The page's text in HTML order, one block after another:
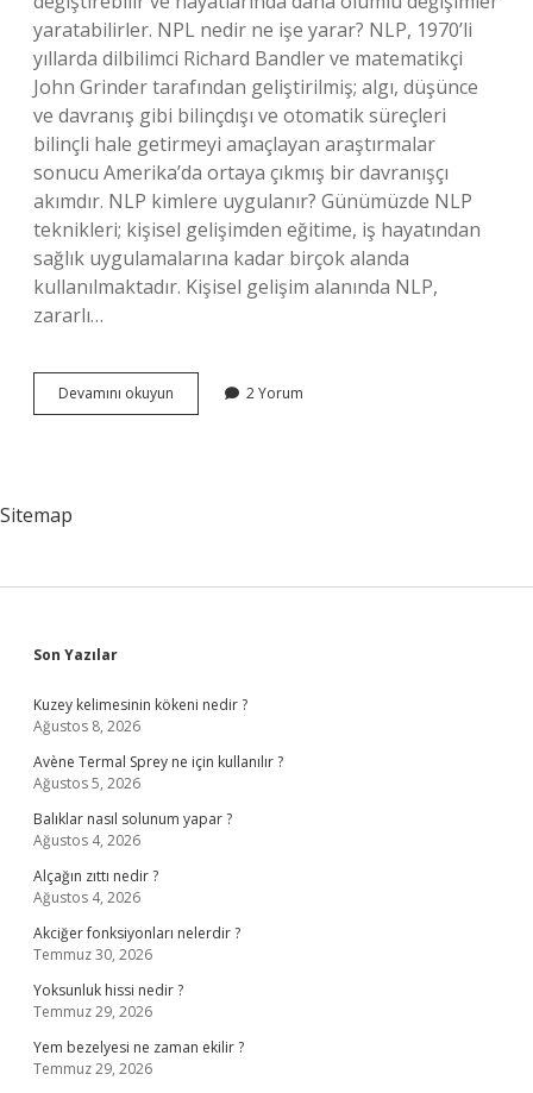
yaratabilirler. NPL nedir ne işe yarar? NLP, 1970’li
yıllarda dilbilimci Richard Bandler ve matematikçi
John Grinder tarafından geliştirilmiş; algı, düşünce
ve davranış gibi bilinçdışı ve otomatik süreçleri
bilinçli hale getirmeyi amaçlayan araştırmalar
sonucu Amerika’da ortaya çıkmış bir davranışçı
akımdır. NLP kimlere uygulanır? Günümüzde NLP
teknikleri; kişisel gelişimden eğitime, iş hayatından
sağlık uygulamalarına kadar birçok alanda
kullanılmaktadır. Kişisel gelişim alanında NLP,
zararlı…
Devamını okuyun
Nelere
2 Yorum
Sitemap
Sidebar
Son Yazılar
Kuzey kelimesinin kökeni nedir ?
Ağustos 8, 2026
Avène Termal Sprey ne için kullanılır ?
Ağustos 5, 2026
Balıklar nasıl solunum yapar ?
Ağustos 4, 2026
Alçağın zıttı nedir ?
Ağustos 4, 2026
Akciğer fonksiyonları nelerdir ?
Temmuz 30, 2026
Yoksunluk hissi nedir ?
Temmuz 29, 2026
Yem bezelyesi ne zaman ekilir ?
Temmuz 29, 2026